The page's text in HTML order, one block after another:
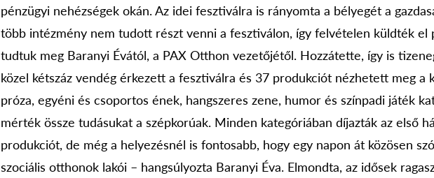
pénzügyi nehézségek okán. Az idei fesztiválra is rányomta a bélyegét a
több intézmény nem tudott részt venni a fesztiválon, így felvételen küldték el
tudtuk meg Baranyi Évától, a PAX Otthon vezetőjétől. Hozzátette, így is
közel kétszáz vendég érkezett a fesztiválra és 37 produkciót nézhetett meg a
próza, egyéni és csoportos ének, hangszeres zene, humor és színpadi játék
mérték össze tudásukat a szépkorúak. Minden kategóriában díjazták az első
produkciót, de még a helyezésnél is fontosabb, hogy egy napon át közösen
szociális otthonok lakói – hangsúlyozta Baranyi Éva. Elmondta, az idősek